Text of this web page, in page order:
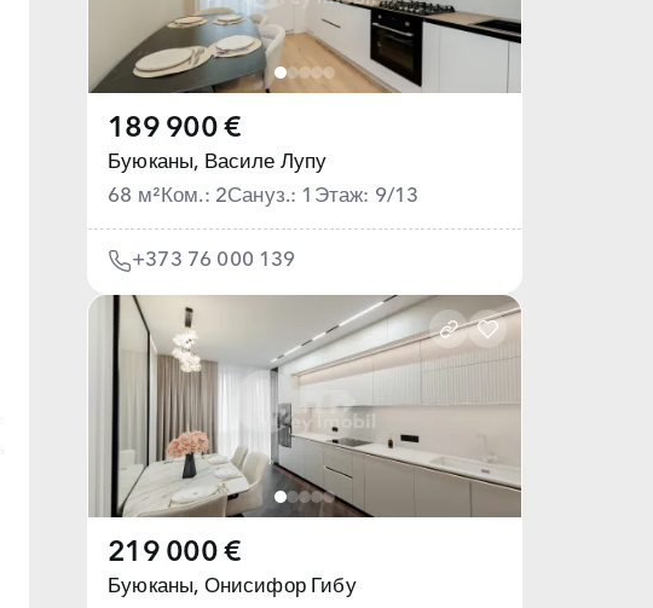
189 900 €
Буюканы, Василе Лупу
68 м² Ком.: 2Сануз.: 1 Этаж: 9/13
+373 76 000 139
219 000 €
Буюканы, Онисифор Гибу